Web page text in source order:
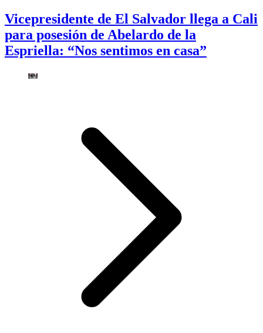
Vicepresidente de El Salvador llega a Cali
para posesión de Abelardo de la
Espriella: “Nos sentimos en casa”